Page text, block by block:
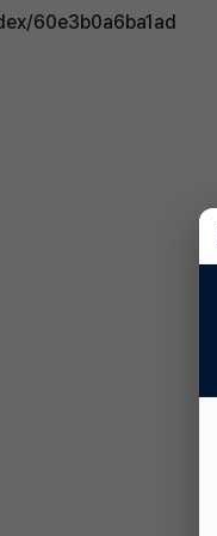
60e3b0a6ba1ad